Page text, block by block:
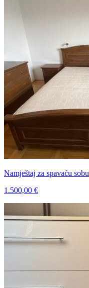
Namještaj za spavaću sobu
1.500,00 €